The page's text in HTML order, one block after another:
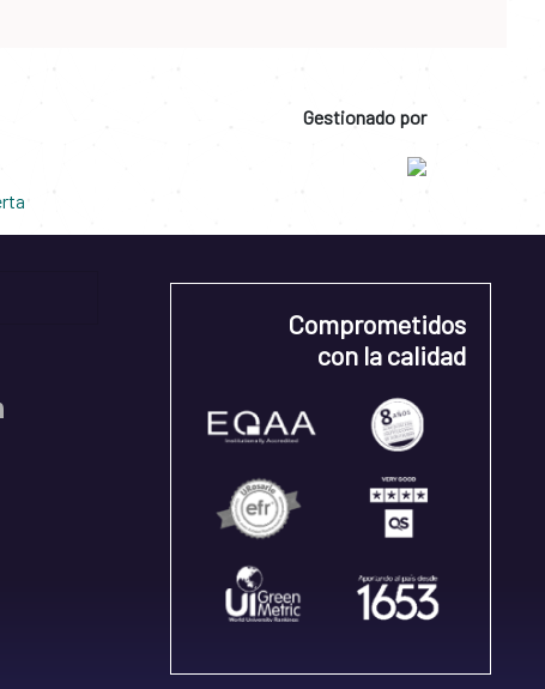
Gestionado por
Comprometidos
con la calidad